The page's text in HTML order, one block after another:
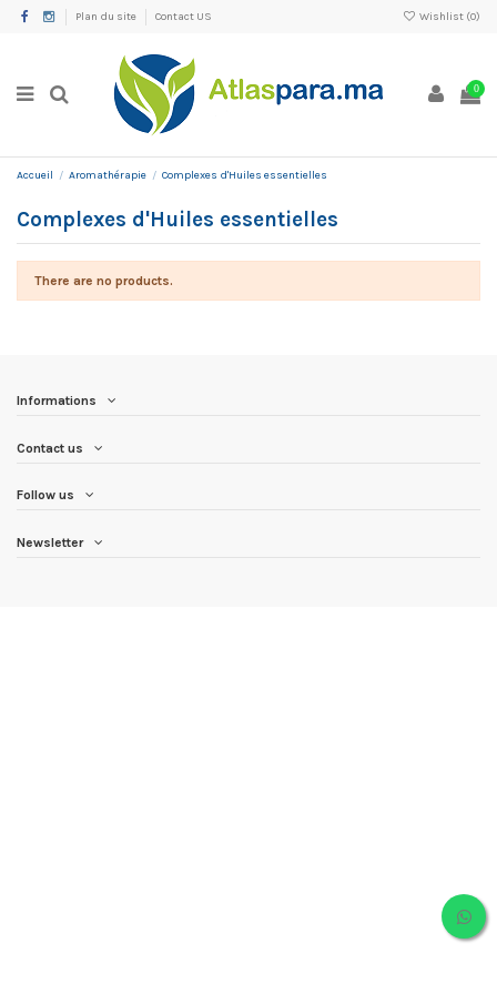
Plan du site Contact US Wishlist (0)
0
Accueil Aromathérapie Complexes d'Huiles essentielles
Complexes d'Huiles essentielles
There are no products.
Informations
Contact us
Follow us
Newsletter